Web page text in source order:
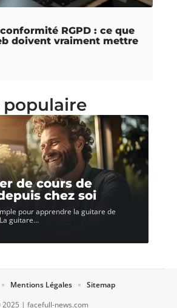
RGPD : ce que
doivent vraiment mettre
de cours de
chez soi
pour apprendre la guitare de
guitare…
| facefull-news.com
Mentions Légales Sitemap